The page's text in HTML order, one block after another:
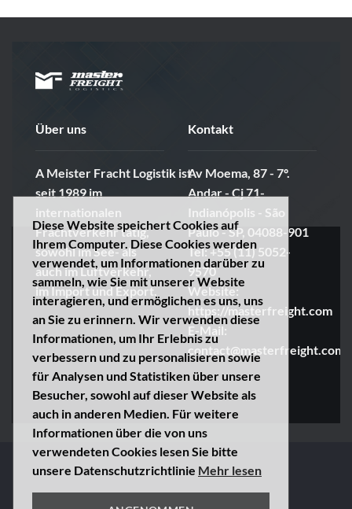
Diese Website speichert Cookies auf
Ihrem Computer. Diese Cookies werden
verwendet, um Informationen darüber zu
sammeln, wie Sie mit unserer Website
interagieren, und ermöglichen es uns, uns
an Sie zu erinnern. Wir verwenden diese
Informationen, um Ihr Erlebnis zu
verbessern und zu personalisieren sowie
für Analysen und Statistiken über unsere
Besucher, sowohl auf dieser Website als
auch in anderen Medien. Für weitere
Informationen über die von uns
verwendeten Cookies lesen Sie bitte
unsere Datenschutzrichtlinie Mehr lesen
Über uns
A Meister Fracht Logistik ist
seit 1989 im
internationalen
Frachtverkehr tätig,
sowohl im See- als
auch im Luftverkehr,
im Import und Export.
Kontakt
Av Moema, 87 - 7º.
Andar - Cj 71-
Indianópolis - São
Paulo - SP, 04088-901
Tel: +55 (11) 5052-
9570
Website:
https://masterfreight.com
E-Mail:
contact@masterfreight.com